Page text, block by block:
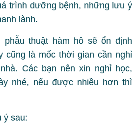
trình dưỡng bệnh, những lưu ý
lành.
phẫu thuật hàm hô sẽ ổn định
cũng là mốc thời gian cần nghỉ
Các bạn nên xin nghỉ học,
nhé, nếu được nhiều hơn thì
ý sau: